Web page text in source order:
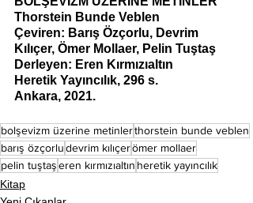
Thorstein Bunde Veblen
Çeviren: Barış Özçorlu, Devrim
Kılıçer, Ömer Mollaer, Pelin Tuştaş
Derleyen: Eren Kırmızıaltın
Heretik Yayıncılık, 296 s.
Ankara, 2021.
bolşevizm üzerine metinlerthorstein bunde veblen
barış özçorludevrim kılıçerömer mollaer
pelin tuştaşeren kırmızıaltın heretik yayıncılık
Kitap